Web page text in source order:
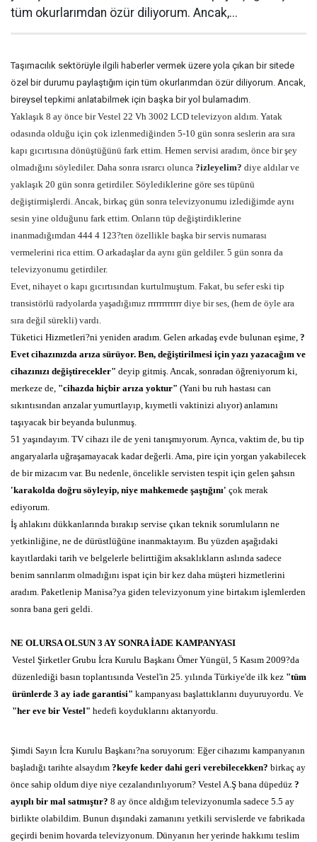
tüm okurlarımdan özür diliyorum. Ancak,...
Taşımacılık sektörüyle ilgili haberler vermek üzere yola çıkan bir sitede
özel bir durumu paylaştığım için tüm okurlarımdan özür diliyorum. Ancak,
bireysel tepkimi anlatabilmek için başka bir yol bulamadım.
Yaklaşık 8 ay önce bir Vestel 22 Vh 3002 LCD televizyon aldım. Yatak
odasında olduğu için çok izlenmediğinden 5-10 gün sonra seslerin ara sıra
kapı gıcırtısına dönüştüğünü fark ettim. Hemen servisi aradım, önce bir şey
olmadığını söylediler. Daha sonra ısrarcı olunca ?izleyelim? diye aldılar ve
yaklaşık 20 gün sonra getirdiler. Söylediklerine göre ses tüpünü
değiştirmişlerdi. Ancak, birkaç gün sonra televizyonumu izlediğimde aynı
sesin yine olduğunu fark ettim. Onların tüp değiştirdiklerine
inanmadığımdan 444 4 123?ten özellikle başka bir servis numarası
vermelerini rica ettim. O arkadaşlar da aynı gün geldiler. 5 gün sonra da
televizyonumu getirdiler.
Evet, nihayet o kapı gıcırtısından kurtulmuştum. Fakat, bu sefer eski tip
transistörlü radyolarda yaşadığımız rrrrrrrrrrrr diye bir ses, (hem de öyle ara
sıra değil sürekli) vardı.
Tüketici Hizmetleri?ni yeniden aradım. Gelen arkadaş evde bulunan eşime, ?
Evet cihazınızda arıza sürüyor. Ben, değiştirilmesi için yazı yazacağım ve
cihazınızı değiştirecekler" deyip gitmiş. Ancak, sonradan öğreniyorum ki,
merkeze de, "cihazda hiçbir arıza yoktur" (Yani bu ruh hastası can
sıkıntısından arızalar yumurtlayıp, kıymetli vaktinizi alıyor) anlamını
taşıyacak bir beyanda bulunmuş.
51 yaşındayım. TV cihazı ile de yeni tanışmıyorum. Ayrıca, vaktim de, bu tip
angaryalarla uğraşamayacak kadar değerli. Ama, pire için yorgan yakabilecek
de bir mizacım var. Bu nedenle, öncelikle servisten tespit için gelen şahsın
'karakolda doğru söyleyip, niye mahkemede şaştığını' çok merak
ediyorum.
İş ahlakını dükkanlarında bırakıp servise çıkan teknik sorumluların ne
yetkinliğine, ne de dürüstlüğüne inanmaktayım. Bu yüzden aşağıdaki
kayıtlardaki tarih ve belgelerle belirttiğim aksaklıkların aslında sadece
benim sanrılarım olmadığını ispat için bir kez daha müşteri hizmetlerini
aradım. Paketlenip Manisa?ya giden televizyonum yine birtakım işlemlerden
sonra bana geri geldi.
NE OLURSA OLSUN 3 AY SONRA İADE KAMPANYASI
Vestel Şirketler Grubu İcra Kurulu Başkanı Ömer Yüngül, 5 Kasım 2009?da
düzenlediği basın toplantısında Vestel'in 25. yılında Türkiye'de ilk kez "tüm
ürünlerde 3 ay iade garantisi" kampanyası başlattıklarını duyuruyordu. Ve
"her eve bir Vestel" hedefi koyduklarını aktarıyordu.
Şimdi Sayın İcra Kurulu Başkanı?na soruyorum: Eğer cihazımı kampanyanın
başladığı tarihte alsaydım ?keyfe keder dahi geri verebilecekken? birkaç ay
önce sahip oldum diye niye cezalandırılıyorum? Vestel A.Ş bana düpedüz ?
ayıplı bir mal satmıştır? 8 ay önce aldığım televizyonumla sadece 5.5 ay
birlikte olabildim. Bunun dışındaki zamanını yetkili servislerde ve fabrikada
geçirdi benim hovarda televizyonum. Dünyanın her yerinde hakkımı teslim